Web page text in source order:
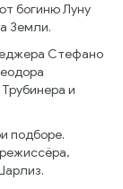
богиню Луну
Земли.
Стефано
и
подборе.